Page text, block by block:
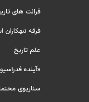
قرائت های
فرقه تبهکاران
علم تاریخ
«آینده
سناریوی